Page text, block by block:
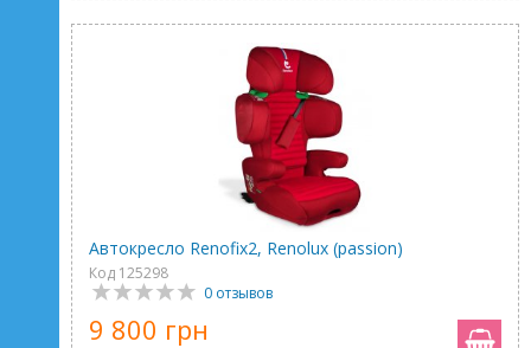
Автокресло Renofix2, Renolux (passion)
Код 125298
0 отзывов
9 800 грн